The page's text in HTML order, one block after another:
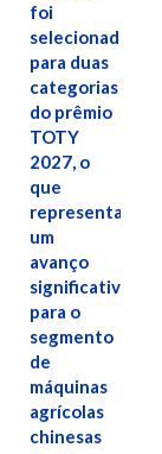
foi
selecionado
para duas
categorias
do prêmio
TOTY
2027, o
que
representa
um
avanço
significativo
para o
segmento
de
máquinas
agrícolas
chinesas